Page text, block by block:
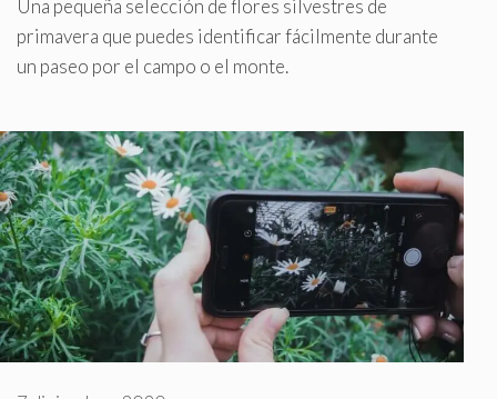
Una pequeña selección de flores silvestres de
primavera que puedes identificar fácilmente durante
un paseo por el campo o el monte.